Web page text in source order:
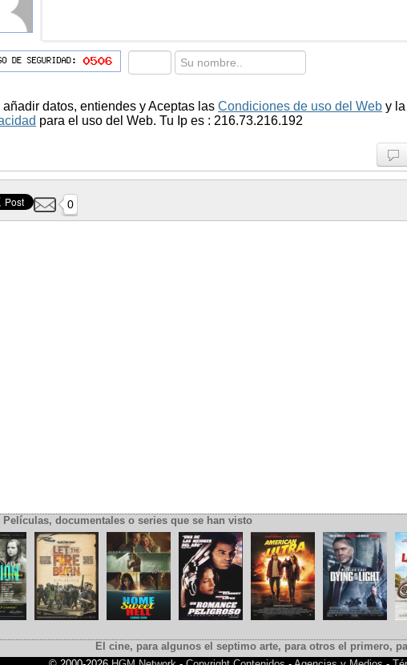
añadir datos, entiendes y Aceptas las Condiciones de uso del Web y la
para el uso del Web. Tu Ip es : 216.73.216.192
0
Películas, documentales o series que se han visto
El cine, para algunos el septimo arte, para otros el primero,